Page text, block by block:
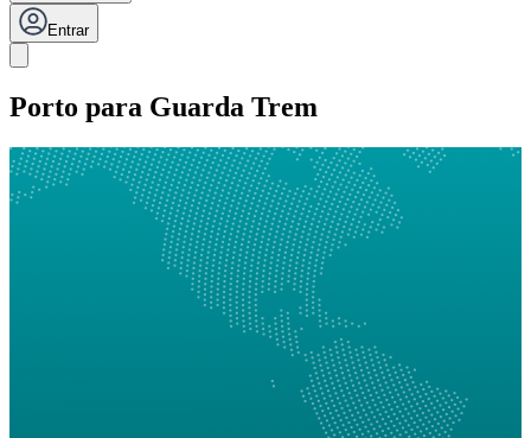
Entrar
Porto para Guarda Trem